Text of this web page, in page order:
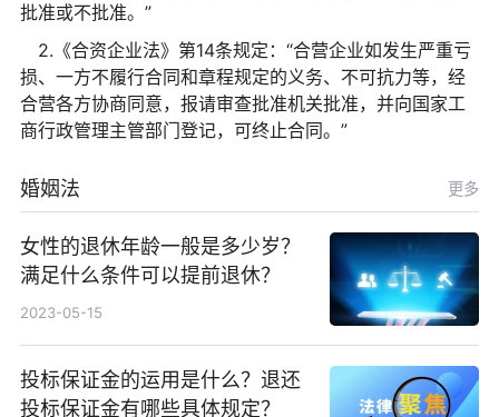
批准或不批准。”
2.《合资企业法》第14条规定：“合营企业如发生严重亏
损、一方不履行合同和章程规定的义务、不可抗力等，经
合营各方协商同意，报请审查批准机关批准，并向国家工
商行政管理主管部门登记，可终止合同。”
婚姻法 更多
女性的退休年龄一般是多少岁？
满足什么条件可以提前退休？
2023-05-15
投标保证金的运用是什么？退还
投标保证金有哪些具体规定？